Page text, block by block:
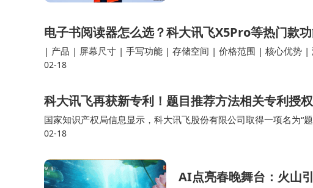
电子书阅读器怎么选？科大讯飞X5Pro等热门款
| 产品 | 屏幕尺寸 | 手写功能 | 存储空间 | 价格范围 | 核心优
02-18
科大讯飞再获新专利！题目推荐方法相关专利授
国家知识产权局信息显示，科大讯飞股份有限公司取得一项名为“
N114328890B，申请日期为2021年12月。 天眼查资料显示，科
02-18
AI点亮春晚舞台：火山